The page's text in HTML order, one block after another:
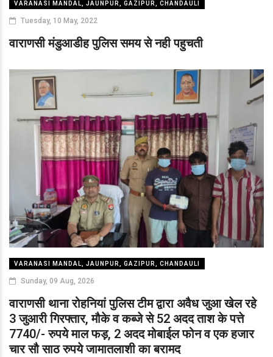
VARANASI MANDAL, JAUNPUR, GAZIPUR, CHANDAULI
Tuesday, 10 May, 2022
वाराणसी मंडुआडीह पुलिस समय से नही पहुचती
VARANASI MANDAL, JAUNPUR, GAZIPUR, CHANDAULI
Sunday, 09 Aug, 2026
वाराणसी थाना रोहनियां पुलिस टीम द्वारा अवैध जुआ खेल रहे
3 जुआरी गिरफ्तार, मौके व कब्जे से 52 अदद ताश के पत्ते
7740/- रुपये माल फड़, 2 अदद मोबाईल फोन व एक हजार
चार सौ साठ रुपये जामातलाशी का बरामद